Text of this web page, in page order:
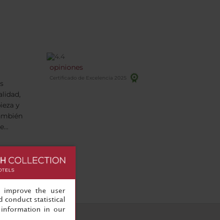
y
03/2026
opiniones
Certificado de Excelencia 2025
the user
conduct statistical
in our